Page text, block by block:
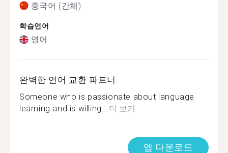
중국어 (간체)
학습언어
영어
완벽한 언어 교환 파트너
Someone who is passionate about language
learning and is willing...더 보기
앱 다운로드